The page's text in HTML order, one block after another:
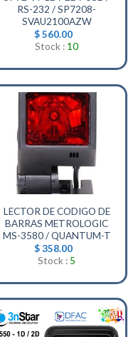
RS-232 / SP7208-
SVAU2100AZW
$560.00
Stock : 10
LECTOR DE CODIGO DE
BARRAS METROLOGIC
MS-3580 / QUANTUM-T
$358.00
Stock : 5